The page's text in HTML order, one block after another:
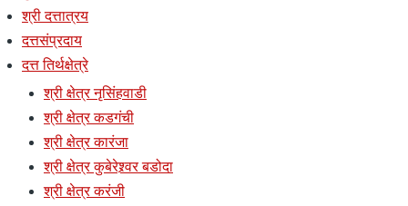
श्री दत्तात्रय
दत्तसंप्रदाय
दत्त तिर्थक्षेत्रे
श्री क्षेत्र नृसिंहवाडी
श्री क्षेत्र कडगंची
श्री क्षेत्र कारंजा
श्री क्षेत्र कुबेरेश्र्वर बडोदा
श्री क्षेत्र करंजी